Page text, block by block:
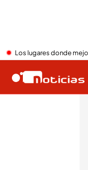
Los lugares donde